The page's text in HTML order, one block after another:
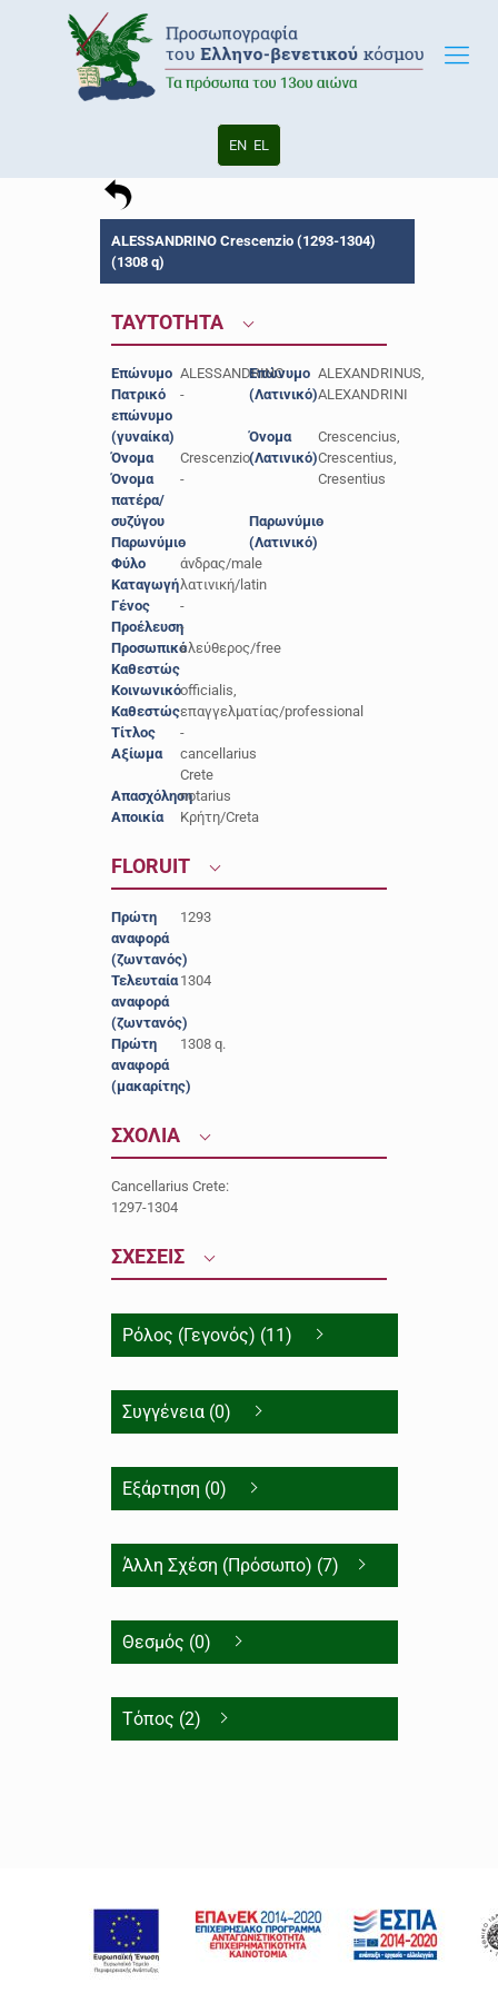
EN EL
ALESSANDRINO Crescenzio (1293-1304)
(1308 q)
ΤΑΥΤΟΤΗΤΑ
Επώνυμο ALESSANDRINO
Πατρικό
επώνυμο
(γυναίκα)
-
Όνομα
Crescenzio
Όνομα
πατέρα/
συζύγου
-
Παρωνύμιο
-
Φύλο
άνδρας/male
Καταγωγήλατινική/latin
Γένος
-
Προέλευση-
Προσωπικό
Καθεστώς
ελεύθερος/free
Κοινωνικό
Καθεστώς
officialis,
επαγγελματίας/professional
Τίτλος
-
Αξίωμα
cancellarius
Crete
Απασχόλησηnotarius
Αποικία
Κρήτη/Creta
Επώνυμο
(Λατινικό)
ALEXANDRINUS,
ALEXANDRINI
Όνομα
(Λατινικό)
Crescencius,
Crescentius,
Cresentius
Παρωνύμιο
(Λατινικό)
-
FLORUIT
Πρώτη
αναφορά
(ζωντανός)
1293
Τελευταία
αναφορά
(ζωντανός)
1304
Πρώτη
αναφορά
(μακαρίτης)
1308 q.
ΣΧΟΛΙΑ
Cancellarius Crete:
1297-1304
ΣΧΕΣΕΙΣ
Ρόλος (Γεγονός) (11)
Συγγένεια (0)
Εξάρτηση (0)
Άλλη Σχέση (Πρόσωπο) (7)
Θεσμός (0)
Τόπος (2)